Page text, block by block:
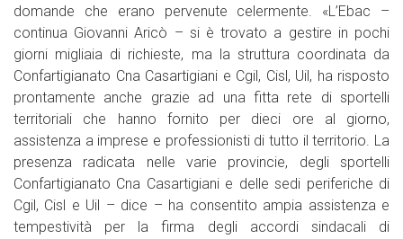
domande che erano pervenute celermente. «L’Ebac –
continua Giovanni Aricò – si è trovato a gestire in pochi
giorni migliaia di richieste, ma la struttura coordinata da
Confartigianato Cna Casartigiani e Cgil, Cisl, Uil, ha risposto
prontamente anche grazie ad una fitta rete di sportelli
territoriali che hanno fornito per dieci ore al giorno,
assistenza a imprese e professionisti di tutto il territorio. La
presenza radicata nelle varie provincie, degli sportelli
Confartigianato Cna Casartigiani e delle sedi periferiche di
Cgil, Cisl e Uil – dice – ha consentito ampia assistenza e
tempestività per la firma degli accordi sindacali di